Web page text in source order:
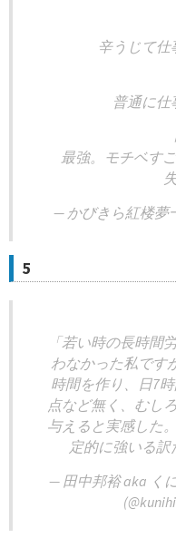
辛うじて仕
普通に仕
最強。モチベす
— かびきら紅楼夢
5
「若い時の長時間
わなかった私です
時間を作り、日7
点など無く、むし
与えると実感した
定的に強いる
— 田中邦裕 aka く